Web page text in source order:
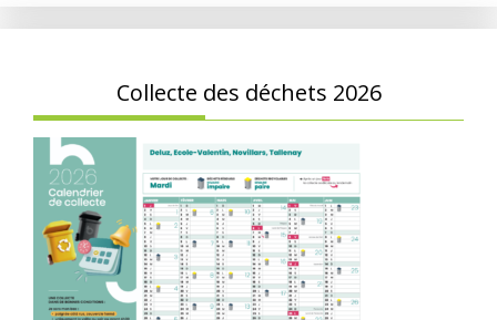
Collecte des déchets 2026